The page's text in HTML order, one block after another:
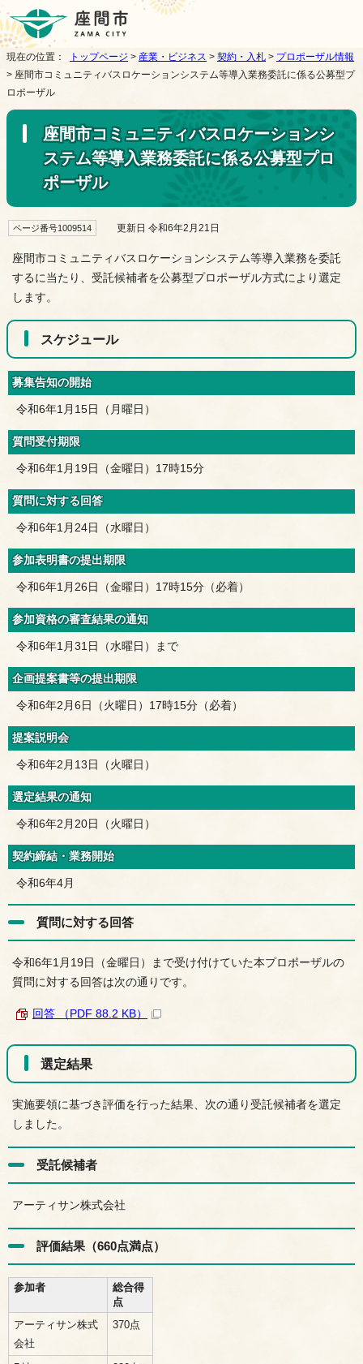
現在の位置： トップページ > 産業・ビジネス > 契約・入札 > プロポーザル情報
> 座間市コミュニティバスロケーションシステム等導入業務委託に係る公募型プ
ロポーザル
座間市コミュニティバスロケーションシ
ステム等導入業務委託に係る公募型プロ
ポーザル
ページ番号1009514 更新日 令和6年2月21日
座間市コミュニティバスロケーションシステム等導入業務を委託
するに当たり、受託候補者を公募型プロポーザル方式により選定
します。
スケジュール
募集告知の開始
令和6年1月15日（月曜日）
質問受付期限
令和6年1月19日（金曜日）17時15分
質問に対する回答
令和6年1月24日（水曜日）
参加表明書の提出期限
令和6年1月26日（金曜日）17時15分（必着）
参加資格の審査結果の通知
令和6年1月31日（水曜日）まで
企画提案書等の提出期限
令和6年2月6日（火曜日）17時15分（必着）
提案説明会
令和6年2月13日（火曜日）
選定結果の通知
令和6年2月20日（火曜日）
契約締結・業務開始
令和6年4月
質問に対する回答
令和6年1月19日（金曜日）まで受け付けていた本プロポーザルの
質問に対する回答は次の通りです。
回答 （PDF 88.2 KB）
選定結果
実施要領に基づき評価を行った結果、次の通り受託候補者を選定
しました。
受託候補者
アーティサン株式会社
評価結果（660点満点）
参加者
総合得
点
アーティサン株式
会社
370点